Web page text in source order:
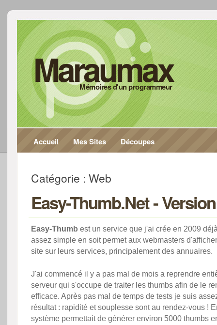
Maraumax
Mémoires d'un programmeur
Accueil Mes Sites Découpes
Catégorie : Web
Easy-Thumb.Net -
Easy-Thumb est un service que j'ai crée en 2009
assez simple en soit permet aux webmasters
site sur leurs services, principalement des annuaires.
J'ai commencé il y a pas mal de mois a reprendre
serveur qui s'occupe de traiter les thumbs afin de le
efficace. Après pas mal de temps de tests je suis
résultat : rapidité et souplesse sont au rendez-vous !
système permettait de générer environ 5000 thumbs